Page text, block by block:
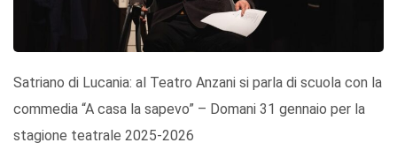
Satriano di Lucania: al Teatro Anzani si parla di scuola con la
commedia “A casa la sapevo” – Domani 31 gennaio per la
stagione teatrale 2025-2026